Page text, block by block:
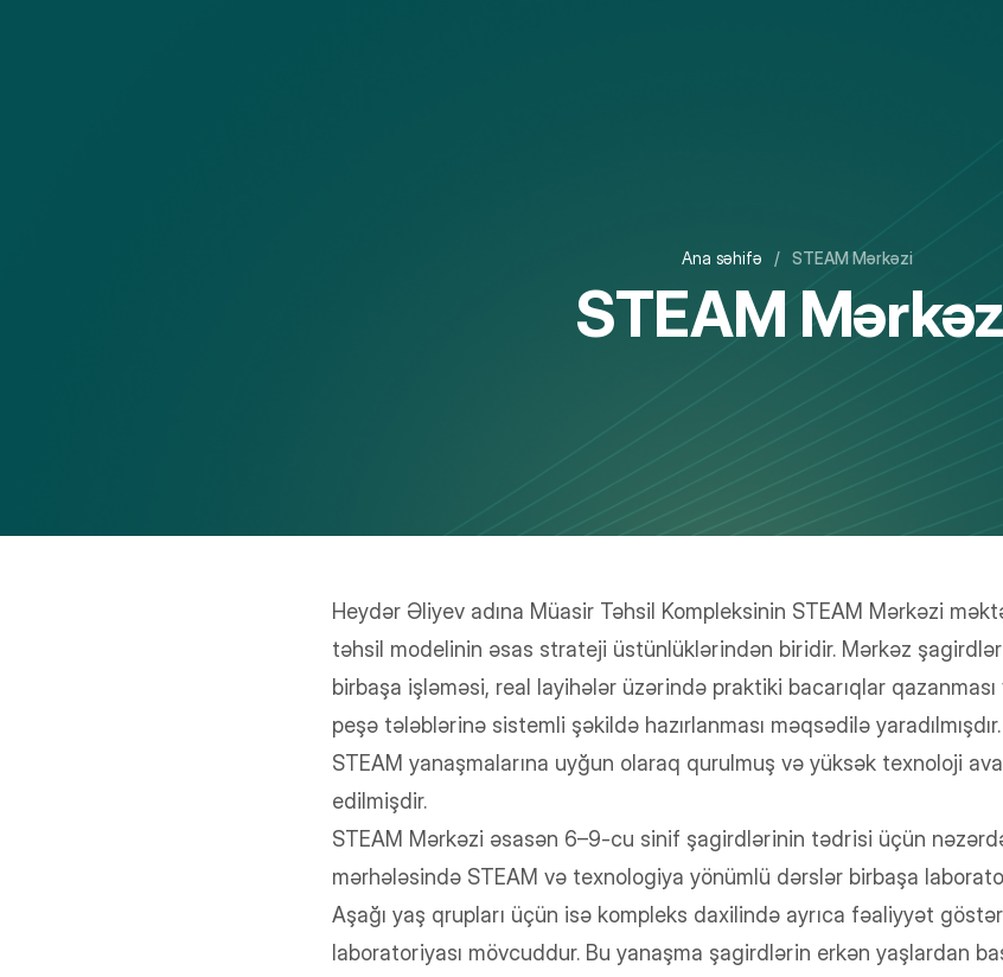
Ana səhifə / STEAM Mərkəzi
STEAM
Heydər Əliyev adına Müasir Təhsil Kompleksinin STEAM Mərkəzi
təhsil modelinin əsas strateji üstünlüklərindən biridir. Mərkəz
birbaşa işləməsi, real layihələr üzərində praktiki bacarıqlar
peşə tələblərinə sistemli şəkildə hazırlanması məqsədilə
STEAM yanaşmalarına uyğun olaraq qurulmuş və yüksək texnoloji
edilmişdir.
STEAM Mərkəzi əsasən 6–9-cu sinif şagirdlərinin tədrisi üçün
mərhələsində STEAM və texnologiya yönümlü dərslər birbaşa
Aşağı yaş qrupları üçün isə kompleks daxilində ayrıca fəaliyyət
laboratoriyası mövcuddur. Bu yanaşma şagirdlərin erkən yaşlardan